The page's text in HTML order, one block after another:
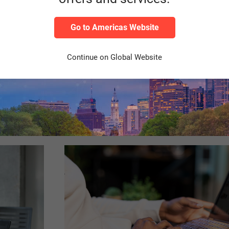
in Ihren Arbeitsalltag. Womit beschäftigen Sie sich gerade?
Go to Americas Website
Continue on Global Website